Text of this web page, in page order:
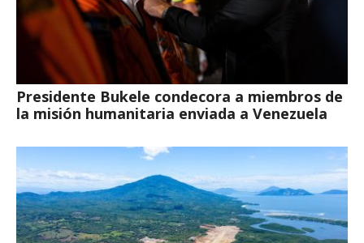
Presidente Bukele condecora a miembros de
la misión humanitaria enviada a Venezuela